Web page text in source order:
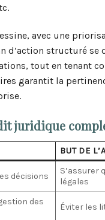
avec une
d’action structuré
tout en tenant
garantit la
juridique
BUT DE
décisions
S’assurer
légales
des
Éviter les